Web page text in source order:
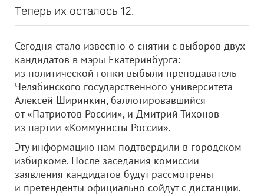
Теперь их осталось 12.
Сегодня стало известно о снятии с выборов двух
кандидатов в мэры Екатеринбурга:
из политической гонки выбыли преподаватель
Челябинского государственного университета
Алексей Ширинкин, баллотировавшийся
от «Патриотов России», и Дмитрий Тихонов
из партии «Коммунисты России».
Эту информацию нам подтвердили в городском
избиркоме. После заседания комиссии
заявления кандидатов будут рассмотрены
и претенденты официально сойдут с дистанции.